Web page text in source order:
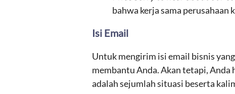
bahwa kerja sama perusahaan
Isi Email
Untuk mengirim isi email bisnis
membantu Anda. Akan tetapi,
adalah sejumlah situasi beserta